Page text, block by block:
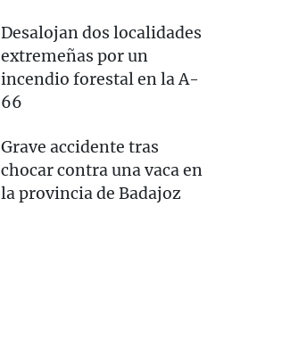
Desalojan dos localidades
extremeñas por un
incendio forestal en la A-
66
Grave accidente tras
chocar contra una vaca en
la provincia de Badajoz